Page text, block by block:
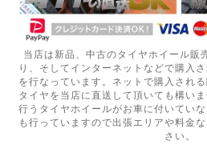
当店は新品、中古のタイヤホイール販
り、そしてインターネットなどで購入
を行なっています。ネットで購入され
タイヤを当店に直送して頂いても構い
行うタイヤホイールがお車に付いてい
も行っていますので出張エリアや料金
さい。